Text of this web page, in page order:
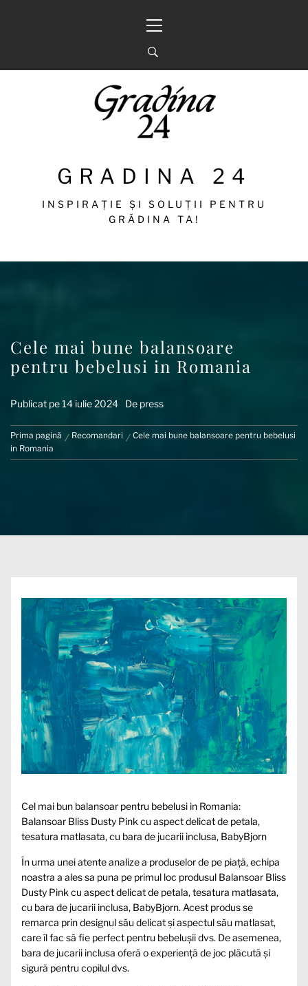
principal
GRADINA 24
INSPIRAȚIE ȘI SOLUȚII PENTRU
GRĂDINA TA!
Cele mai bune balansoare
pentru bebelusi in Romania
Publicat pe14 iulie 2024 De press
Prima pagină Recomandari
Cele mai bune balansoare pentru bebelusi
in Romania
Cel mai bun balansoar pentru bebelusi in Romania:
Balansoar Bliss Dusty Pink cu aspect delicat de petala,
tesatura matlasata, cu bara de jucarii inclusa, BabyBjorn
În urma unei atente analize a produselor de pe piață, echipa
noastra a ales sa puna pe primul loc produsul Balansoar Bliss
Dusty Pink cu aspect delicat de petala, tesatura matlasata,
cu bara de jucarii inclusa, BabyBjorn. Acest produs se
remarca prin designul său delicat și aspectul său matlasat,
care îl fac să fie perfect pentru bebelușii dvs. De asemenea,
bara de jucarii inclusa oferă o experiență de joc plăcută și
sigură pentru copilul dvs.